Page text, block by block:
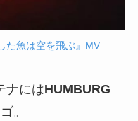
た魚は空を飛ぶ』MV
ナにはHUMBURG
。